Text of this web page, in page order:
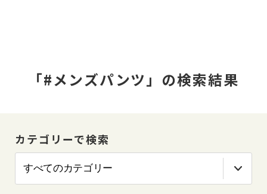
「#メンズパンツ」の検索結果
カテゴリーで検索